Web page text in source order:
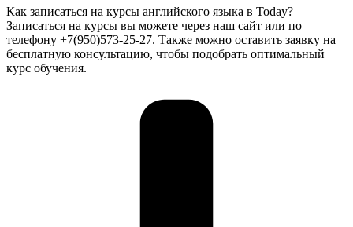
Как записаться на курсы английского языка в Today?
Записаться на курсы вы можете через наш сайт или по
телефону +7(950)573-25-27. Также можно оставить заявку на
бесплатную консультацию, чтобы подобрать оптимальный
курс обучения.